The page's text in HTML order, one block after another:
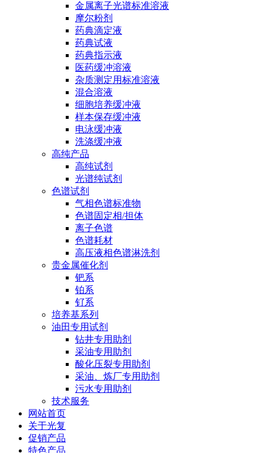
金属离子光谱标准溶液
摩尔粉剂
药典滴定液
药典试液
药典指示液
医药缓冲溶液
杂质测定用标准溶液
混合溶液
细胞培养缓冲液
样本保存缓冲液
电泳缓冲液
洗涤缓冲液
高纯产品
高纯试剂
光谱纯试剂
色谱试剂
气相色谱标准物
色谱固定相/担体
离子色谱
色谱耗材
高压液相色谱淋洗剂
贵金属催化剂
钯系
铂系
钌系
培养基系列
油田专用试剂
钻井专用助剂
采油专用助剂
酸化压裂专用助剂
采油、炼厂专用助剂
污水专用助剂
技术服务
网站首页
关于光复
促销产品
特色产品